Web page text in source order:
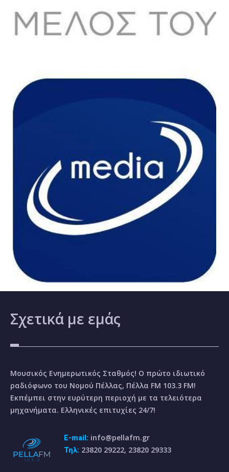
Σχετικά με εμάς
Μουσικός Ενημερωτικός Σταθμός! Ο πρώτο ιδιωτικό
ραδιόφωνο του Νομού Πέλλας, Πέλλα FM 103.3 FM!
Εκπέμπει στην ευρύτερη περιοχή με τα τελειότερα
μηχανήματα. Ελληνικές επιτυχίες 24/7!
E-mail: info@pellafm.gr
Τηλ: 23820 29222, 23820 29333